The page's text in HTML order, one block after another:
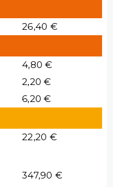
26,40 €
4,80 €
2,20 €
6,20 €
22,20 €
347,90 €